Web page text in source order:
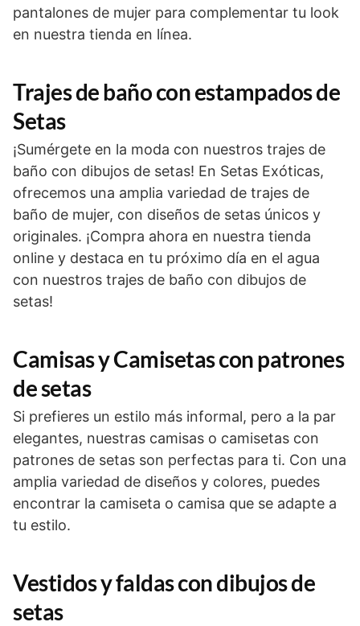
pantalones de mujer para complementar tu look
en nuestra tienda en línea.
Trajes de baño con estampados de
Setas
¡Sumérgete en la moda con nuestros trajes de
baño con dibujos de setas! En Setas Exóticas,
ofrecemos una amplia variedad de trajes de
baño de mujer, con diseños de setas únicos y
originales. ¡Compra ahora en nuestra tienda
online y destaca en tu próximo día en el agua
con nuestros trajes de baño con dibujos de
setas!
Camisas y Camisetas con patrones
de setas
Si prefieres un estilo más informal, pero a la par
elegantes, nuestras camisas o camisetas con
patrones de setas son perfectas para ti. Con una
amplia variedad de diseños y colores, puedes
encontrar la camiseta o camisa que se adapte a
tu estilo.
Vestidos y faldas con dibujos de
setas